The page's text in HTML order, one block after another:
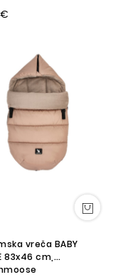
vreča BABY
83x46 cm,